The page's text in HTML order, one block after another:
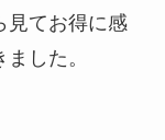
見てお得に感
した。